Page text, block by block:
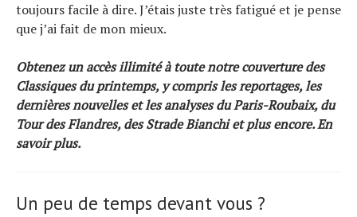
toujours facile à dire. J’étais juste très fatigué et je pense
que j’ai fait de mon mieux.
Obtenez un accès illimité à toute notre couverture des
Classiques du printemps, y compris les reportages, les
dernières nouvelles et les analyses du Paris-Roubaix, du
Tour des Flandres, des Strade Bianchi et plus encore.En
savoir plus.
Un peu de temps devant vous ?